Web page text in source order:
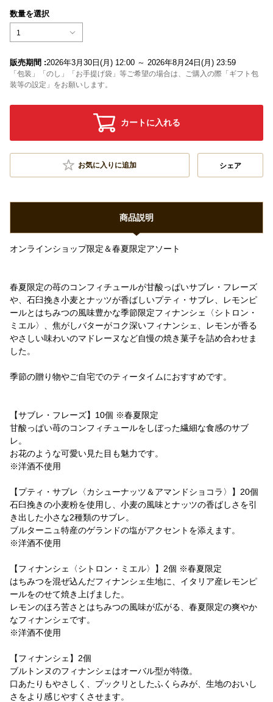
数量を選択
1
販売期間 :2026年3月30日(月) 12:00 ～ 2026年8月24日(月) 23:59
「包装」「のし」「お手提げ袋」等ご希望の場合は、ご購入の際「ギフト包
装等の設定」をお願いします。
カートに入れる
お気に入りに追加 シェア
商品説明
オンラインショップ限定＆春夏限定アソート
春夏限定の苺のコンフィチュールが甘酸っぱいサブレ・フレーズ
や、石臼挽き小麦とナッツが香ばしいプティ・サブレ、レモンピ
ールとはちみつの風味豊かな季節限定フィナンシェ〈シトロン・
ミエル〉、焦がしバターがコク深いフィナンシェ、レモンが香る
やさしい味わいのマドレーヌなど自慢の焼き菓子を詰め合わせま
した。
季節の贈り物やご自宅でのティータイムにおすすめです。
【サブレ・フレーズ】10個 ※春夏限定
甘酸っぱい苺のコンフィチュールをしぼった繊細な食感のサブ
レ。
お花のような可愛い見た目も魅力です。
※洋酒不使用
【プティ・サブレ〈カシューナッツ＆アマンドショコラ〉】20個
石臼挽きの小麦粉を使用し、小麦の風味とナッツの香ばしさを引
き出した小さな2種類のサブレ。
ブルターニュ特産のゲランドの塩がアクセントを添えます。
※洋酒不使用
【フィナンシェ〈シトロン・ミエル〉】2個 ※春夏限定
はちみつを混ぜ込んだフィナンシェ生地に、イタリア産レモンピ
ールをのせて焼き上げました。
レモンのほろ苦さとはちみつの風味が広がる、春夏限定の爽やか
なフィナンシェです。
※洋酒不使用
【フィナンシェ】2個
ブルトンヌのフィナンシェはオーバル型が特徴。
口あたりもやさしく、プックリとしたふくらみが、生地のおいし
さをより感じやすくさせます。